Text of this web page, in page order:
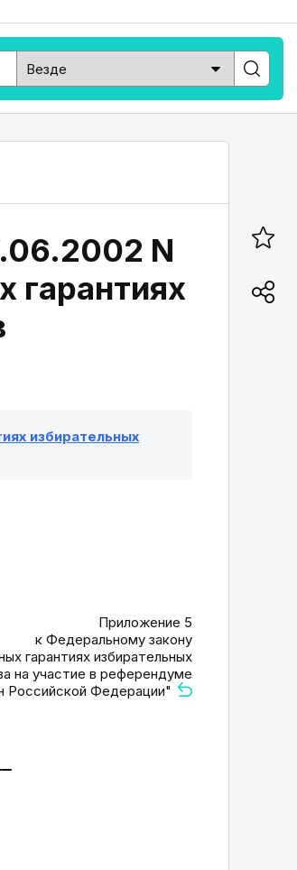
N
избирательных
Приложение 5
к Федеральному закону
гарантиях избирательных
на участие в референдуме
Российской Федерации"